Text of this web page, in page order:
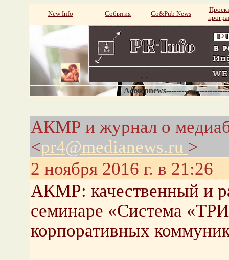
New Info События Со&Pub News
АКМР и журнал о
<pr4@medianews.ru >
2 ноября 2016 г. в 21:26
АКМР: качественный и
семинаре «Система
корпоративных